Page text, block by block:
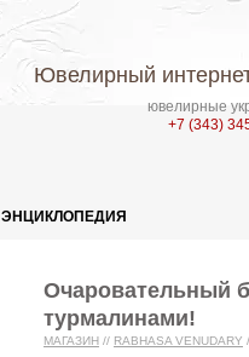
Ювелирный
ювелирные
+7 (343)
ЭНЦИКЛОПЕДИЯ
Очаровательный
турмалинами!
МАГАЗИН // RABHASA VENUDARY